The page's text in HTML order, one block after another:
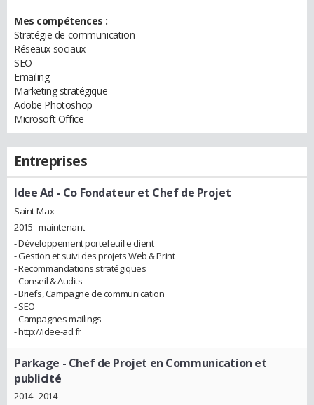
Mes compétences :
Stratégie de communication
Réseaux sociaux
SEO
Emailing
Marketing stratégique
Adobe Photoshop
Microsoft Office
Entreprises
Idee Ad - Co Fondateur et Chef de Projet
Saint-Max
2015 - maintenant
- Développement portefeuille client
- Gestion et suivi des projets Web & Print
- Recommandations stratégiques
- Conseil & Audits
- Briefs, Campagne de communication
- SEO
- Campagnes mailings
- http://idee-ad.fr
Parkage - Chef de Projet en Communication et
publicité
2014 - 2014